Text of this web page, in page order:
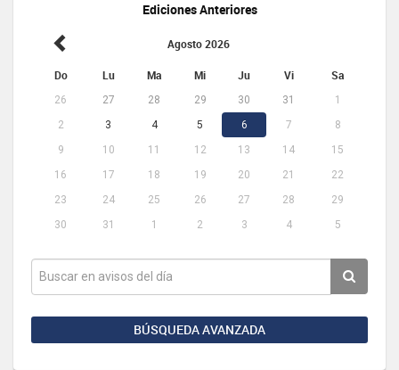
Ediciones Anteriores
Agosto 2026
Do Lu Ma Mi Ju Vi Sa
26 27 28 29 30 31
1
2
3 4 5 6 7
8
9
10 11 12 13 14
15
16
17 18 19 20 21
22
23
24 25 26 27 28
29
30
31 1 2 3 4 5
BÚSQUEDA AVANZADA